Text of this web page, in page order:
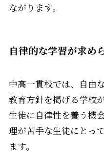
ながります。
自律的な学習が求め
中高一貫校では、自由
教育方針を掲げる学校
生徒に自律性を養う機
理が苦手な生徒にとっ
ます。